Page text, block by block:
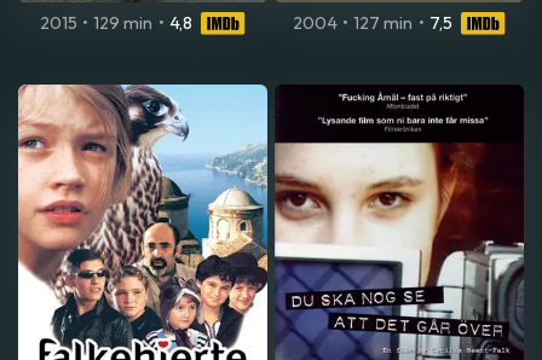
2015 • 129 min • 4,8 2004 • 127 min • 7,5